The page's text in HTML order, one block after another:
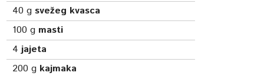
40 gsvežeg kvasca
100 g masti
4 jajeta
200 g kajmaka